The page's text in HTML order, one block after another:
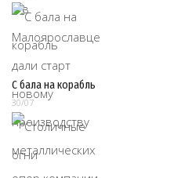
С бала на корабль
30/07